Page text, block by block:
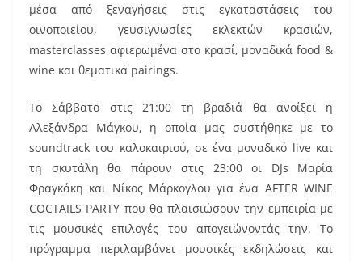
μέσα από ξεναγήσεις στις εγκαταστάσεις του
οινοποιείου, γευσιγνωσίες εκλεκτών κρασιών,
masterclasses αφιερωμένα στο κρασί, μοναδικά food &
wine και θεματικά pairings.
Το Σάββατο στις 21:00 τη βραδιά θα ανοίξει η
Αλεξάνδρα Μάγκου, η οποία μας συστήθηκε με το
soundtrack του καλοκαιριού, σε ένα μοναδικό live και
τη σκυτάλη θα πάρουν στις 23:00 οι DJs Μαρία
Φραγκάκη και Νίκος Μάρκογλου για ένα AFTER WINE
COCTAILS PARTY που θα πλαισιώσουν την εμπειρία με
τις μουσικές επιλογές του απογειώνοντάς την. Το
πρόγραμμα περιλαμβάνει μουσικές εκδηλώσεις και